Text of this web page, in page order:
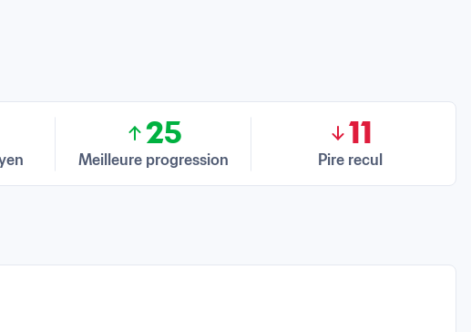
25
Meilleure progression
11
Pire recul